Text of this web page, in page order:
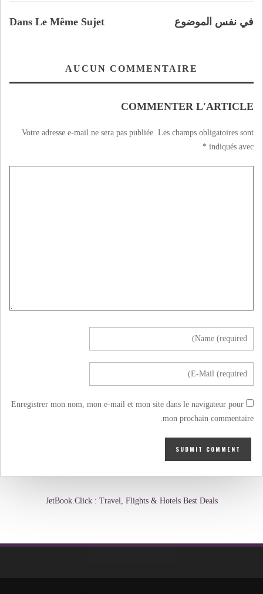
Dans Le Même Sujet في نفس الموضوع
AUCUN COMMENTAIRE
COMMENTER L'ARTICLE
Votre adresse e-mail ne sera pas publiée. Les champs obligatoires sont
indiqués avec
*
Enregistrer mon nom, mon e-mail et mon site dans le navigateur pour
mon prochain commentaire.
JetBook.Click : Travel, Flights & Hotels Best Deals